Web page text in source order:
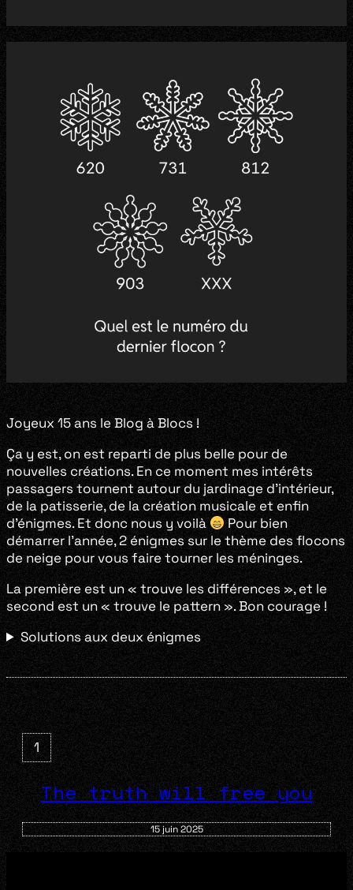
Joyeux 15 ans le Blog à Blocs !
Ça y est, on est reparti de plus belle pour de
nouvelles créations. En ce moment mes intérêts
passagers tournent autour du jardinage d’intérieur,
de la patisserie, de la création musicale et enfin
d’énigmes. Et donc nous y voilà
Pour bien
démarrer l’année, 2 énigmes sur le thème des flocons
de neige pour vous faire tourner les méninges.
La première est un « trouve les différences », et le
second est un « trouve le pattern ». Bon courage !
Solutions aux deux énigmes
1
The truth will free you
15 juin 2025